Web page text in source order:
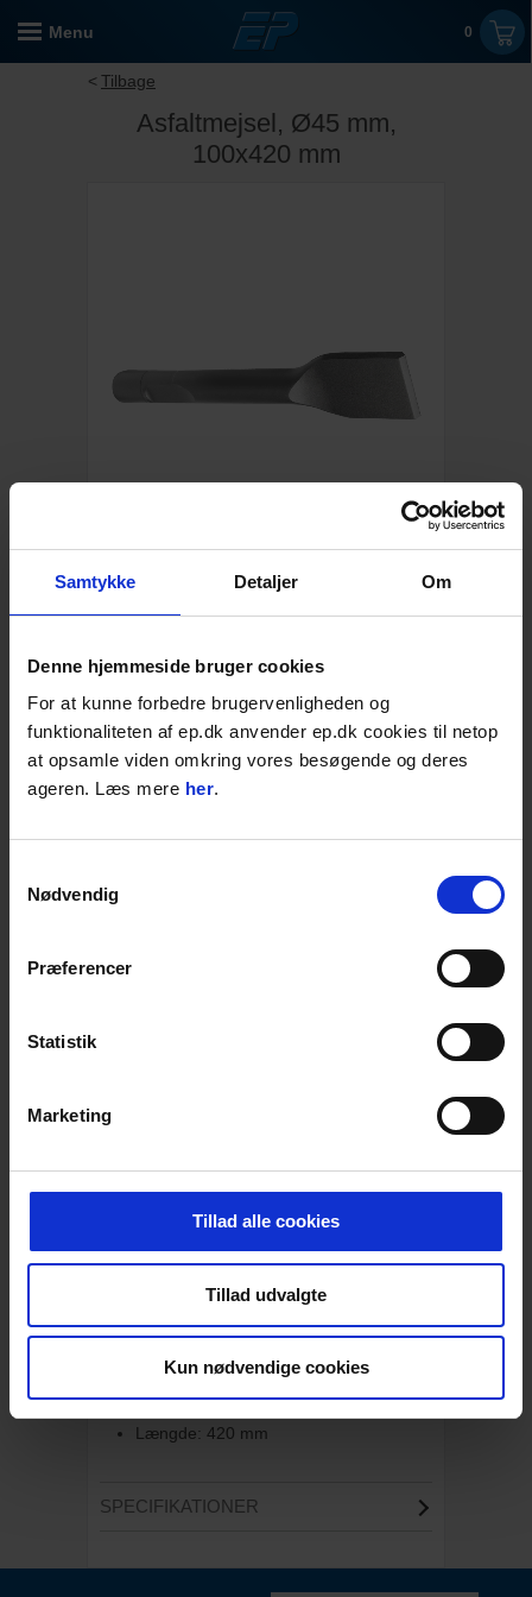
Samtykke Detaljer Om
Denne hjemmeside bruger cookies
For at kunne forbedre brugervenligheden og
funktionaliteten af ep.dk anvender ep.dk cookies til netop
at opsamle viden omkring vores besøgende og deres
ageren. Læs mere her.
Nødvendig
Præferencer
Statistik
Marketing
Tillad alle cookies
Tillad udvalgte
Kun nødvendige cookies
Menu 0
Tilbage
Asfaltmejsel, Ø45 mm,
100x420 mm
1.683,00DKK
Til Kubota KM105
Flere varianter
Varenr. 7050243042
BESKRIVELSE
nedbrydning af asfalt i vejbrydning.
Asfaltmejslen passer til Epiroc SB 102 / SB
100MK2 og Kubota KM 105.
Egenskaber:
Længde: 420 mm
SPECIFIKATIONER